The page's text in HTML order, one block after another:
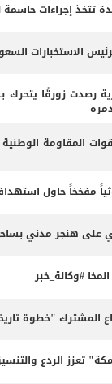
تتخذ إجراءات
الاستخبارات
رصدت زورقًا
المقاومة
مفخخاً حاول
هنجر مدني بساحل
#وكالة_خبر
المشترك "خطوة
تعزز الردع